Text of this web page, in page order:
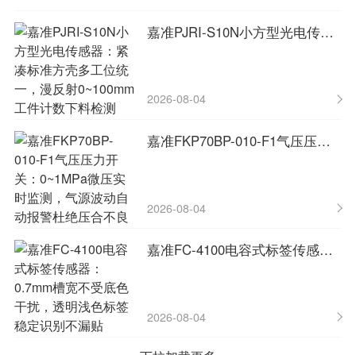
嘉准PJRI-S10N小方型光电传感器：紧凑标准方壳多工位统一，漫反射0~100mm工件计数下料检测
2026-08-04
嘉准FKP70BP-010-F1气压压力开关：0~1MPa微压实时监测，气源波动自动报警杜绝压合不良
2026-08-04
嘉准FC-4100电容式标签传感器：0.7mm槽宽不受底色干扰，透明浅色标签稳定识别不漏贴
2026-08-04